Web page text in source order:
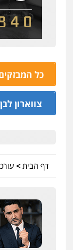
כל
צוות חקירה
צווארון לבן
כתב
דף הבית>